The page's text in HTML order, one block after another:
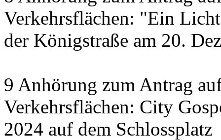
Verkehrsflächen: "Ein
der Königstraße am 20.
9 Anhörung zum Antrag
Verkehrsflächen: City
2024 auf dem Schlossplatz